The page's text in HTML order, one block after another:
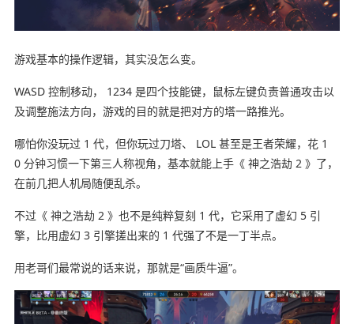
游戏基本的操作逻辑，其实没怎么变。
WASD 控制移动， 1234 是四个技能键，鼠标左键负责普通攻击以
及调整施法方向，游戏的目的就是把对方的塔一路推光。
哪怕你没玩过 1 代，但你玩过刀塔、 LOL 甚至是王者荣耀，花 1
0 分钟习惯一下第三人称视角，基本就能上手《 神之浩劫 2 》了，
在前几把人机局随便乱杀。
不过《 神之浩劫 2 》也不是纯粹复刻 1 代，它采用了虚幻 5 引
擎，比用虚幻 3 引擎搓出来的 1 代强了不是一丁半点。
用老哥们最常说的话来说，那就是“画质牛逼”。